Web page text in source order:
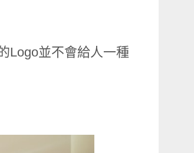
Logo並不會給人一種